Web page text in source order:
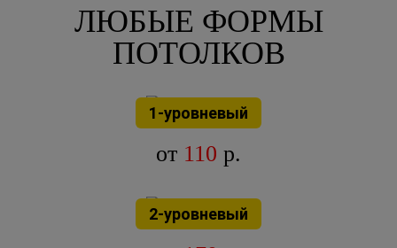
ЛЮБЫЕ ФОРМЫ
ПОТОЛКОВ
1-уровневый
от 110 р.
2-уровневый